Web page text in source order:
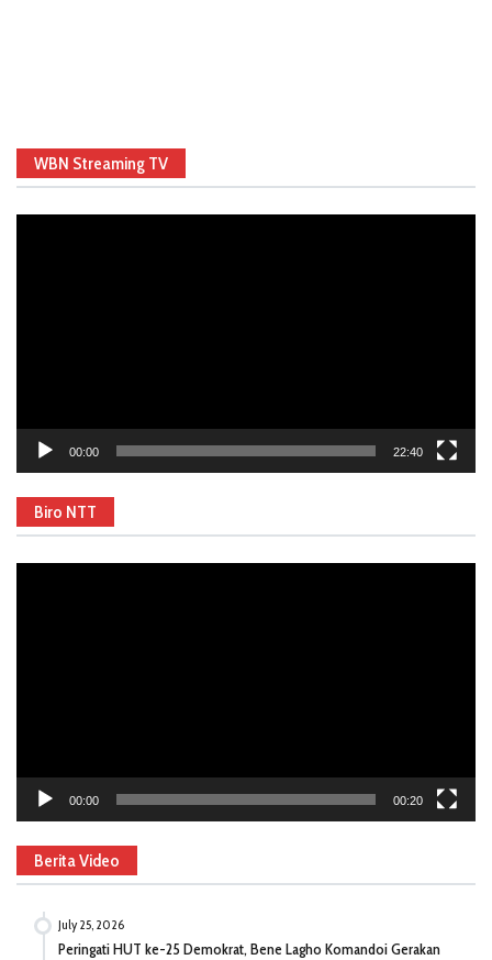
WBN Streaming TV
00:00 22:40
Biro NTT
00:00 00:20
Berita Video
July 25, 2026
Peringati HUT ke-25 Demokrat, Bene Lagho Komandoi Gerakan